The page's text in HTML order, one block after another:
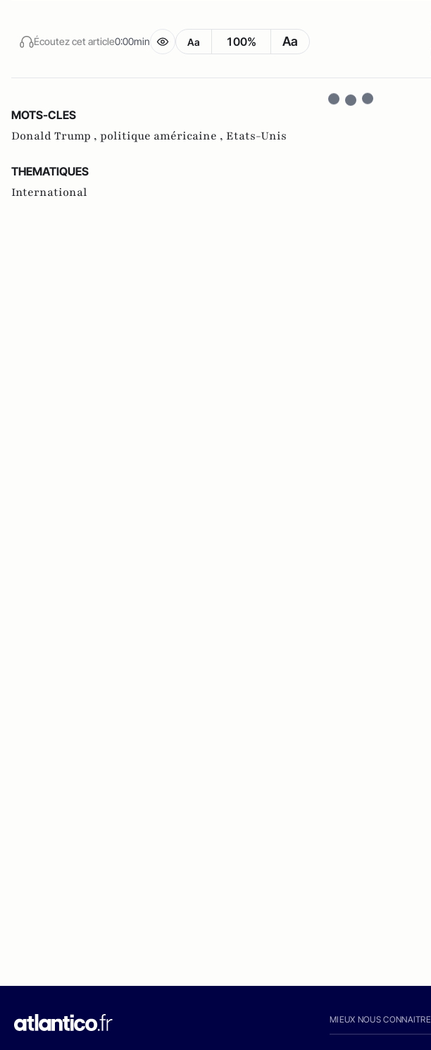
Écoutez cet article0:00min Aa 100% Aa
MOTS-CLES
Donald Trump , politique américaine , Etats-Unis
THEMATIQUES
International
MIEUX NOUS CONNAITRE